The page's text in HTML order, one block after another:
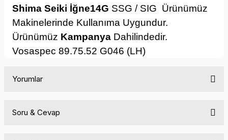
Shima Seiki İğne14G SSG / SIG Ürünümüz
Makinelerinde Kullanıma Uygundur.
Ürünümüz Kampanya Dahilindedir.
Vosaspec 89.75.52 G046 (LH)
Yorumlar
Soru & Cevap